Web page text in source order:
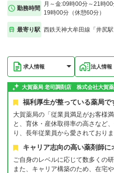
勤務時間
月～金:09時00分～21時
19時00分（休憩60分）
最寄り駅 西鉄天神大牟田線「井尻
求人情報 法人情報
大賀薬局 老司調剤店 株式会社大賀薬
福利厚生が整っている薬局で
大賀薬局の「従業員満足がお客様
と、育休・産休取得率の高さなど
り、長年従業員から愛されておりま
キャリア志向の高い薬剤師に
ご自身のレベルに応じて数多くの
また、キャリア構築のため、在宅